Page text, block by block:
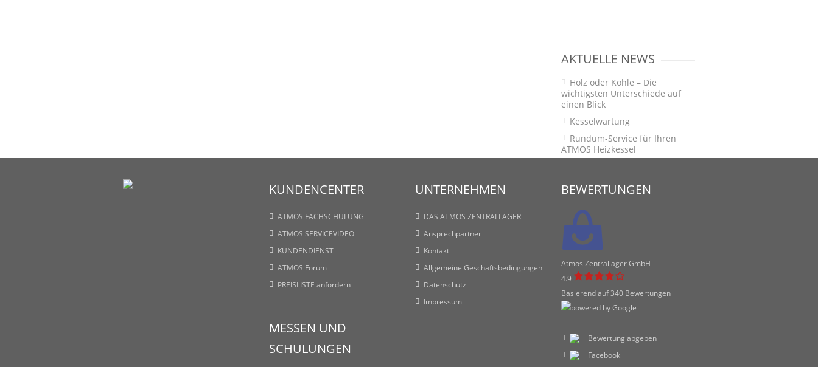
AKTUELLE NEWS
Holz oder Kohle – Die
wichtigsten Unterschiede auf
einen Blick
Kesselwartung
Rundum-Service für Ihren
ATMOS Heizkessel
KUNDENCENTER
ATMOS FACHSCHULUNG
ATMOS SERVICEVIDEO
KUNDENDIENST
ATMOS Forum
PREISLISTE anfordern
MESSEN UND
SCHULUNGEN
UNTERNEHMEN
DAS ATMOS ZENTRALLAGER
Ansprechpartner
Kontakt
Allgemeine Geschäftsbedingungen
Datenschutz
Impressum
BEWERTUNGEN
Atmos Zentrallager GmbH
4.9
Basierend auf 340 Bewertungen
Bewertung abgeben
Facebook